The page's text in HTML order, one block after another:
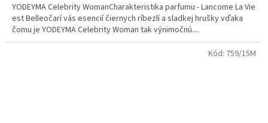
z
5
hviezdičiek.
YODEYMA Celebrity WomanCharakteristika parfumu - Lancome La Vie
est Belleočarí vás esencií čiernych ríbezlí a sladkej hrušky vďaka
čomu je YODEYMA Celebrity Woman tak výnimočnú....
Kód: 759/15M